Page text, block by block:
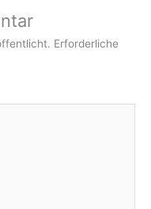
Erforderliche